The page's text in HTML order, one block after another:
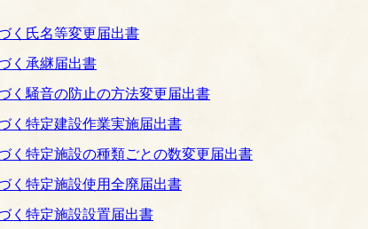
く氏名等変更届出書
く承継届出書
く騒音の防止の方法変更届出書
く特定建設作業実施届出書
く特定施設の種類ごとの数変更届出書
く特定施設使用全廃届出書
く特定施設設置届出書